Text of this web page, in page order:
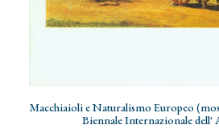
AGGIUNGI AL
Macchiaioli e Naturalismo Europeo
Biennale Internazionale dell'